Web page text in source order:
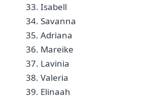
33. Isabell
34. Savanna
35. Adriana
36. Mareike
37. Lavinia
38. Valeria
39. Elinaah